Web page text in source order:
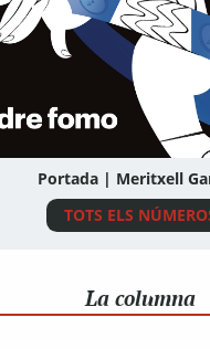
Portada | Meritxell
TOTS ELS
La columna